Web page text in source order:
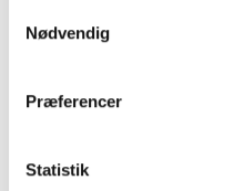
Nødvendig
Præferencer
Statistik